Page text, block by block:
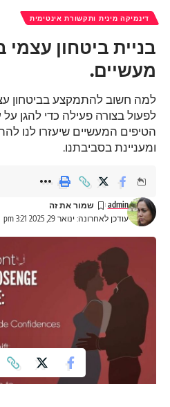
דינמיקה מינית ותקשורת אינטימית
בניית ביטחון עצמי
מעשיים.
למה חשוב להתמקצע בביטחון
לפעול בצורה פעילה כדי להגן על
הטיפים המעשיים שיעזרו לנו
ומעניינת בסביבתנו.
עודכן לאחרונה: ינואר 29, 2025 3:21 pm
admin